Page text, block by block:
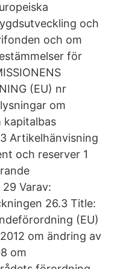
och
och om
för
(EU) nr
om
kapitalbas
Artikelhänvisning
och reserver 1
Varav:
26.3 Title:
(EU)
om ändring av
om